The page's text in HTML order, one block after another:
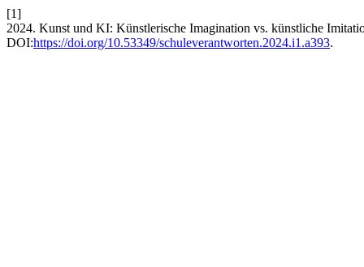
[1]
2024. Kunst und KI: Künstlerische Imagination vs. künstliche
DOI:https://doi.org/10.53349/schuleverantworten.2024.i1.a393.